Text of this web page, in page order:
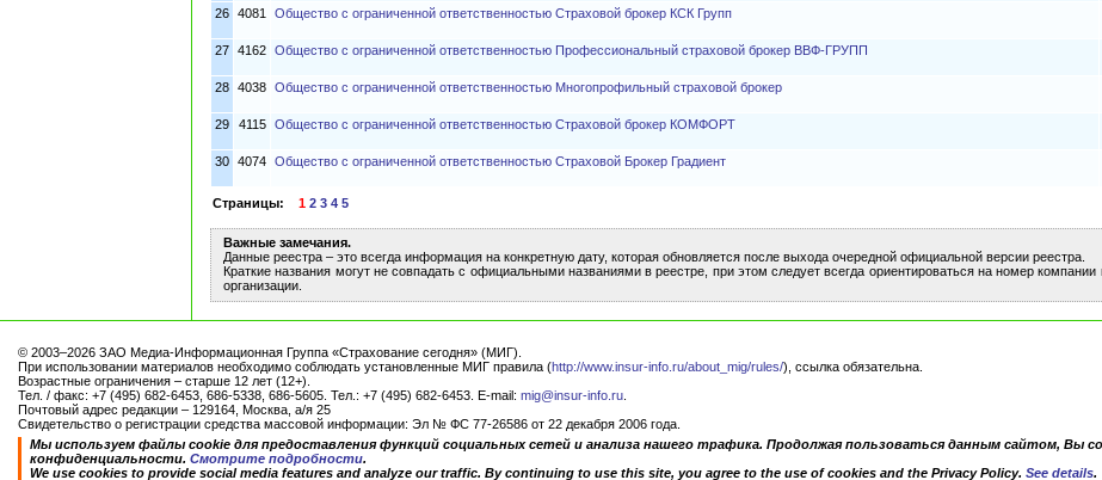
26 4081 Общество с ограниченной ответственностью Страховой брокер КСК Групп
27 4162 Общество с ограниченной ответственностью Профессиональный страховой брокер ВВФ-ГРУПП
28 4038 Общество с ограниченной ответственностью Многопрофильный страховой брокер
29 4115 Общество с ограниченной ответственностью Страховой брокер КОМФОРТ
30 4074 Общество с ограниченной ответственностью Страховой Брокер Градиент
Страницы: 1 2 3 4 5
Важные замечания.
Данные реестра – это всегда информация на конкретную дату, которая обновляется после выхода очередной официальной версии реестра.
Краткие названия могут не совпадать с официальными названиями в реестре, при этом следует всегда ориентироваться на номер
организации.
© 2003–2026 ЗАО Медиа-Информационная Группа «Страхование сегодня» (МИГ).
При использовании материалов необходимо соблюдать установленные МИГ правила (http://www.insur-info.ru/about_mig/rules/), ссылка обязательна.
Возрастные ограничения – старше 12 лет (12+).
Тел. / факс: +7 (495) 682-6453, 686-5338, 686-5605. Тел.: +7 (495) 682-6453. E-mail: mig@insur-info.ru
Почтовый адрес редакции – 129164, Москва, а/я 25
Свидетельство о регистрации средства массовой информации: Эл № ФС 77-26586 от 22 декабря 2006 года.
Мы используем файлы cookie для предоставления функций социальных сетей и анализа нашего трафика. Продолжая пользоваться данным сайтом, Вы
конфиденциальности. Смотрите подробности.
We use cookies to provide social media features and analyze our traffic. By continuing to use this site, you agree to the use of cookies and the Privacy Policy. See details.